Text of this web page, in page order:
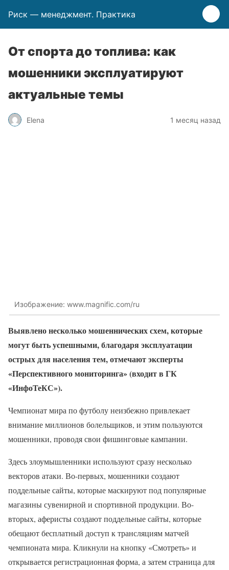
Риск — менеджмент. Практика
От спорта до топлива: как
мошенники эксплуатируют
актуальные темы
Elena 1 месяц назад
Изображение: www.magnific.com/ru
Выявлено несколько мошеннических схем, которые
могут быть успешными, благодаря эксплуатации
острых для населения тем, отмечают эксперты
«Перспективного мониторинга» (входит в ГК
«ИнфоТеКС»).
Чемпионат мира по футболу неизбежно привлекает
внимание миллионов болельщиков, и этим пользуются
мошенники, проводя свои фишинговые кампании.
Здесь злоумышленники используют сразу несколько
векторов атаки. Во-первых, мошенники создают
поддельные сайты, которые маскируют под популярные
магазины сувенирной и спортивной продукции. Во-
вторых, аферисты создают поддельные сайты, которые
обещают бесплатный доступ к трансляциям матчей
чемпионата мира. Кликнули на кнопку «Смотреть» и
открывается регистрационная форма, а затем страница для